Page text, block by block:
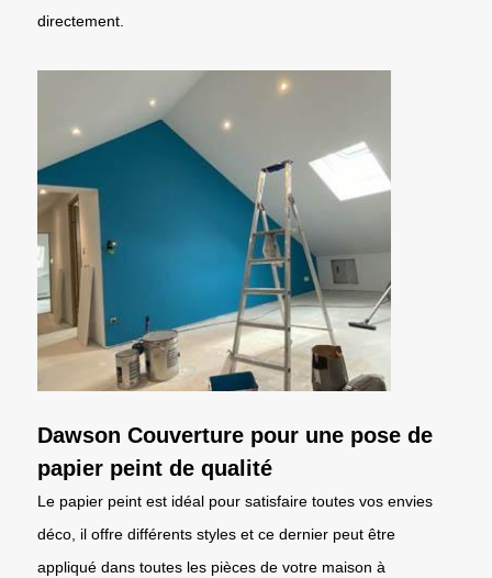
directement.
Dawson Couverture pour une pose de
papier peint de qualité
Le papier peint est idéal pour satisfaire toutes vos envies
déco, il offre différents styles et ce dernier peut être
appliqué dans toutes les pièces de votre maison à